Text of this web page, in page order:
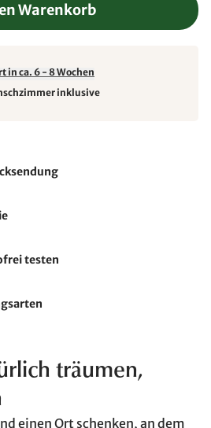
Warenkorb
in ca. 6 - 8 Wochen
inklusive
testen
träumen,
einen Ort schenken, an dem